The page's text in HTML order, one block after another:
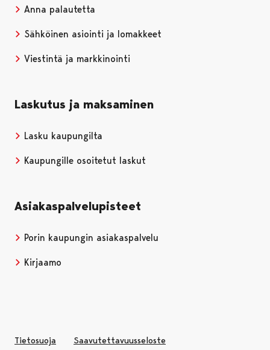
Anna palautetta
Sähköinen asiointi ja lomakkeet
Viestintä ja markkinointi
Laskutus ja maksaminen
Lasku kaupungilta
Kaupungille osoitetut laskut
Asiakaspalvelupisteet
Porin kaupungin asiakaspalvelu
Kirjaamo
Tietosuoja Saavutettavuusseloste